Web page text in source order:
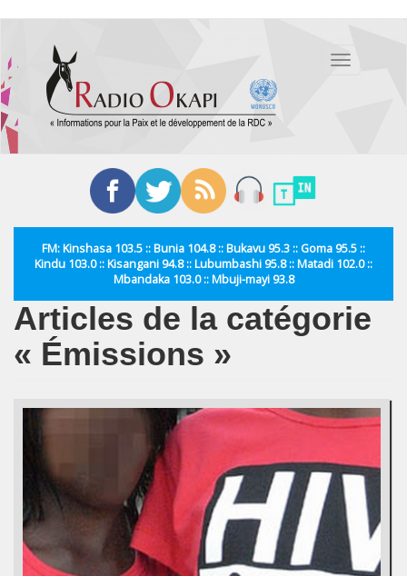
contenu
principal
Toggle
FM: Kinshasa 103.5 :: Bunia 104.8 :: Bukavu 95.3 :: Goma 95.5 ::
Kindu 103.0 :: Kisangani 94.8 :: Lubumbashi 95.8 :: Matadi 102.0 ::
Mbandaka 103.0 :: Mbuji-mayi 93.8
Articles de la catégorie
« Émissions »